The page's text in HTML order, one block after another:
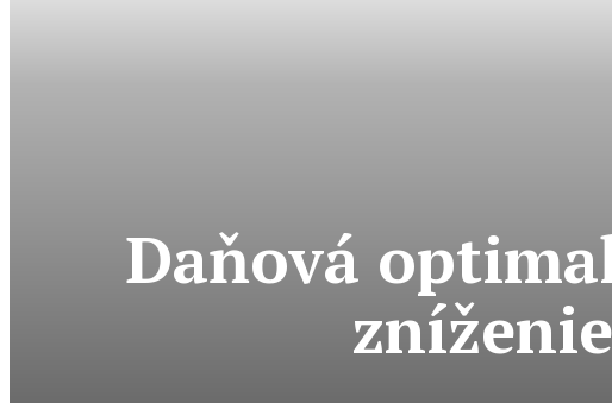
Daňová